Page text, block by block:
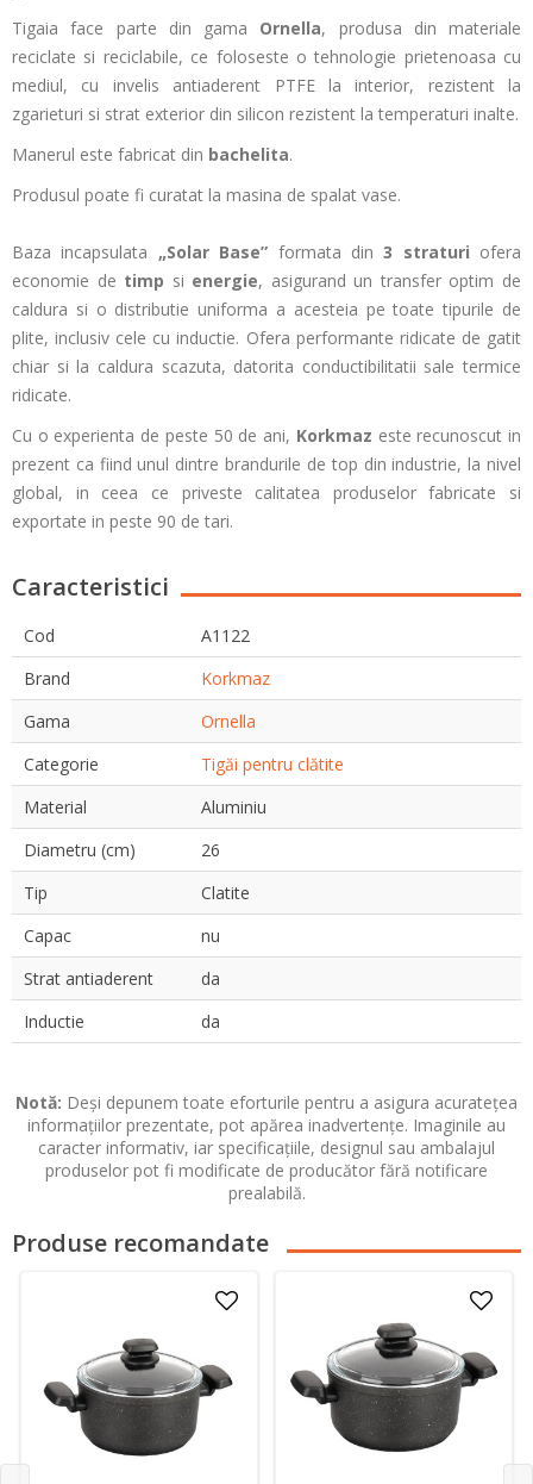
Tigaia face parte din gama Ornella, produsa din materiale
reciclate si reciclabile, ce foloseste o tehnologie prietenoasa cu
mediul, cu invelis antiaderent PTFE la interior, rezistent la
zgarieturi si strat exterior din silicon rezistent la temperaturi inalte.
Manerul este fabricat din bachelita.
Produsul poate fi curatat la masina de spalat vase.
Baza incapsulata „Solar Base” formata din 3 straturi ofera
economie de timp si energie, asigurand un transfer optim de
caldura si o distributie uniforma a acesteia pe toate tipurile de
plite, inclusiv cele cu inductie. Ofera performante ridicate de gatit
chiar si la caldura scazuta, datorita conductibilitatii sale termice
ridicate.
Cu o experienta de peste 50 de ani, Korkmaz este recunoscut in
prezent ca fiind unul dintre brandurile de top din industrie, la nivel
global, in ceea ce priveste calitatea produselor fabricate si
exportate in peste 90 de tari.
Caracteristici
Cod
A1122
Brand
Korkmaz
Gama
Ornella
Categorie
Tigăi pentru clătite
Material
Aluminiu
Diametru (cm)
26
Tip
Clatite
Capac
nu
Strat antiaderent
da
Inductie
da
Notă: Deși depunem toate eforturile pentru a asigura acuratețea
informațiilor prezentate, pot apărea inadvertențe. Imaginile au
caracter informativ, iar specificațiile, designul sau ambalajul
produselor pot fi modificate de producător fără notificare
prealabilă.
Produse recomandate